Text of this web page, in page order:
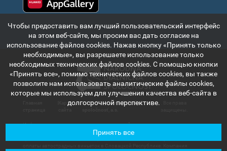
Карта
|2024 ©Národná diaľničná
Информация и данные, содержащиеся в этой части интернет-портала,
имеют исключительно информационный характер и предназначены для
Чтобы предоставить вам лучший пользовательский интерфейс
на этом веб-сайте, мы просим вас дать согласие на
использование файлов cookies. Нажав кнопку «Принять только
необходимые», вы разрешаете использование только
необходимых технических файлов cookies. С помощью кнопки
«Принять все», помимо технических файлов cookies, вы также
позволите нам использовать аналитические файлы cookies,
которые мы используем для улучшения качества веб-сайта в
долгосрочной перспективе.
Принять все